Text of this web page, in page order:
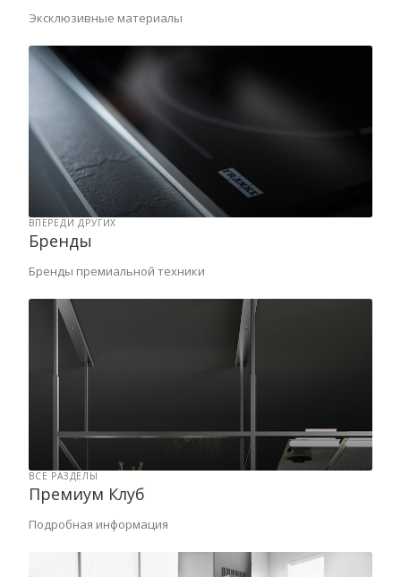
Эксклюзивные материалы
ВПЕРЕДИ ДРУГИХ
Бренды
Бренды премиальной техники
ВСЕ РАЗДЕЛЫ
Премиум Клуб
Подробная информация